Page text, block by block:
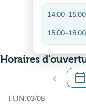
14:00–15:00
15:00–18:00
Horaires
chevron_left calendar_today
.
LUN.03/08